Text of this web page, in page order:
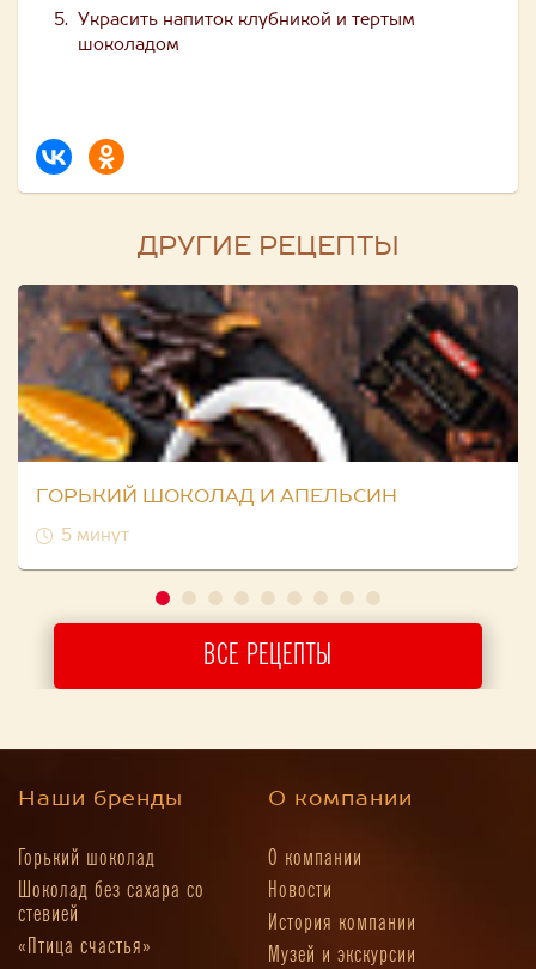
Украсить напиток клубникой и тертым
шоколадом
ДРУГИЕ РЕЦЕПТЫ
ГОРЬКИЙ ШОКОЛАД И АПЕЛЬСИН
5 минут
ВСЕ РЕЦЕПТЫ
Наши бренды
Горький шоколад
Шоколад без сахара со
стевией
«Птица счастья»
О компании
О компании
Новости
История компании
Музей и экскурсии